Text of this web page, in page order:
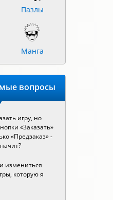
Пазлы
Манга
вопросы
игру, но
«Заказать»
«Предзаказ» -
измениться
которую я